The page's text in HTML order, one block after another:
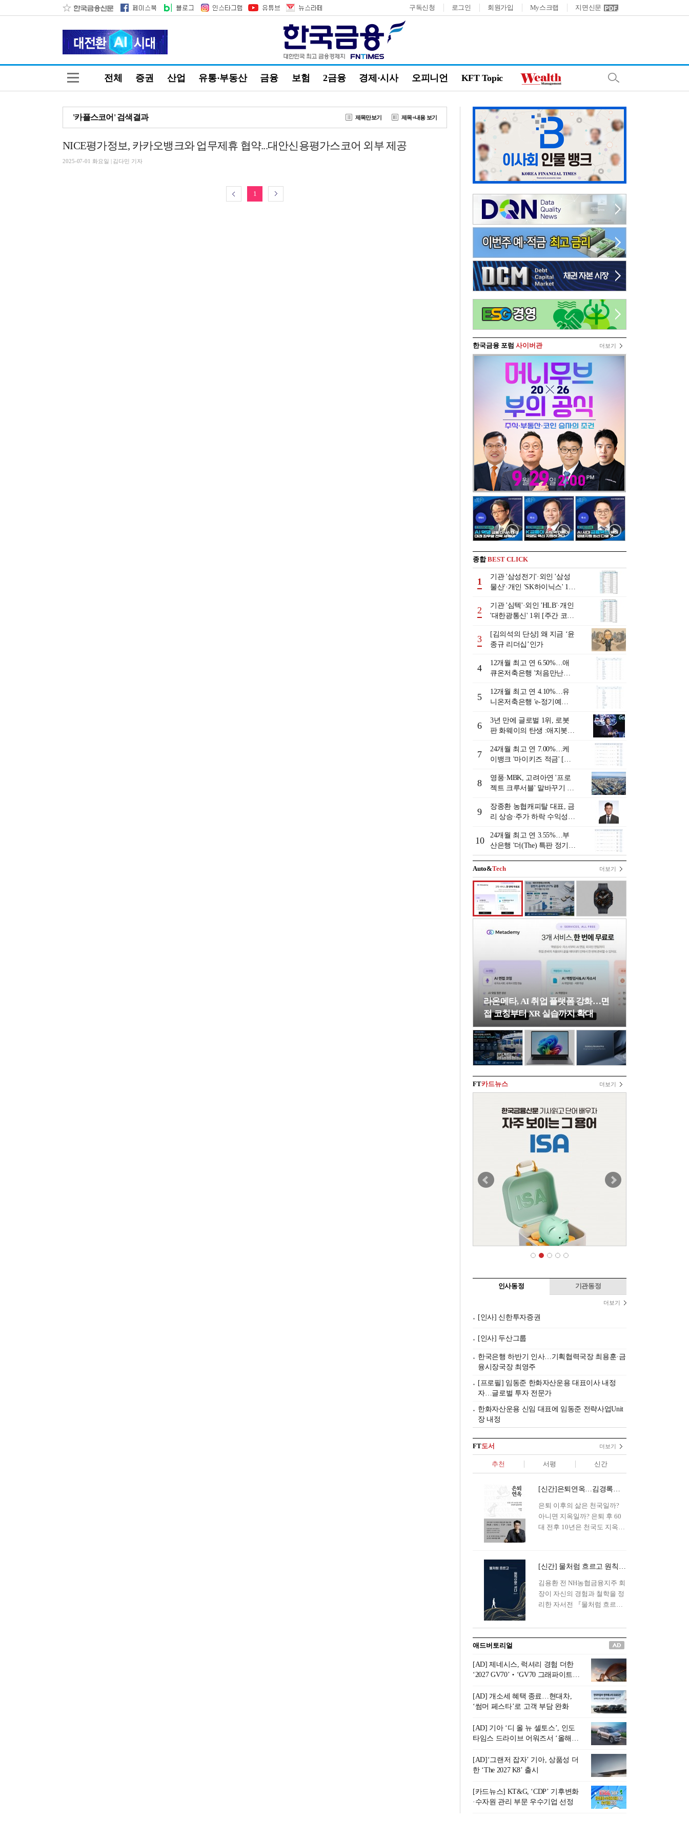
구독신청 로그인 회원가입 My스크랩 지면신문
전체 증권 산업 유통·부동산 금융 보험 2금융 경제·시사 오피니언 KFT Topic
'카플스코어' 검색결과 제목만보기 제목+내용 보기
NICE평가정보, 카카오뱅크와 업무제휴 협약...대안신용평가스코어 외부 제공
2025-07-01 화요일 | 김다민 기자
1
한국금융 포럼 사이버관 더보기
종합BEST CLICK
1
기관 '삼성전기'·외인 '삼성
물산'·개인 'SK하이닉스' 1위
년 8월3일~8월7일]
2
기관 '심텍'·외인 'HLB'·개인
'대한광통신' 1위 [주간 코스
월7일]
3
[김의석의 단상] 왜 지금 ‘윤
종규 리더십’인가
4
12개월 최고 연 6.50%…애
큐온저축은행 '처음만난적
리-8월 2주]
5
12개월 최고 연 4.10%…유
니온저축은행 'e-정기예
리-8월 2주]
6
3년 만에 글로벌 1위, 로봇
판 화웨이의 탄생 :애지봇(A
[전병서의 中 첨단기업 리포
트⑬]
7
24개월 최고 연 7.00%…케
이뱅크 '마이키즈 적금' [이
주]
8
영풍·MBK, 고려아연 '프로
젝트 크루서블' 말바꾸기 논
9
장종환 농협캐피탈 대표, 금
리 상승·주가 하락 수익성
동차금융 성장세 [2026 금융
사 상반기 실적]
10
24개월 최고 연 3.55%…부
산은행 '더(The) 특판 정기예
금' [이주의 은행 예금금리-8
월 2주]
Auto&Tech 더보기
라온메타, AI 취업 플랫폼 강화…면
접 코칭부터 XR 실습까지 확대
FT카드뉴스 더보기
인사동정 기관동정
더보기
[인사] 신한투자증권
[인사] 두산그룹
한국은행 하반기 인사…기획협력국장 최용훈·금
융시장국장 최영주
[프로필] 임동준 한화자산운용 대표이사 내정
자…글로벌 투자 전문가
한화자산운용 신임 대표에 임동준 전략사업Unit
장 내정
FT도서 더보기
추천 서평 신간
[신간]은퇴연옥…김경록의 은퇴 후 삶의 나침반
은퇴 이후의 삶은 천국일까?
아니면 지옥일까? 은퇴 후 60
대 전후 10년은 천국도 지옥도
은퇴 설계를 가이드해 온 김경
록 옵투스자산운용의 고문이
신간 『은퇴연옥』을 내놓았
다.단테는 지옥을 '모든 희망을
록 고문은 새로운 시각을 제시
0년의 과도기는 지옥이 아니라
정화와 성장의 공간인 ‘은퇴연
옥(Purgatory)’이라는 것이다.
연옥은 고통스럽지만 끝이 있
으며, 준비를 통해 천국으로 나
아갈 수 있는 희망의 장소라고
말한
[신간] 물처럼 흐르고 원칙으로 서다…김용환의 통찰을 담다
김용환 전 NH농협금융지주 회
장이 자신의 경험과 철학을 정
리한 자서전 『물처럼 흐르고
통 관료 출신으로 한국 금융의
주요 변곡점마다 중요한 역할
을 하고 금융 경영인으로서 큰
족적을 남긴 김 전 회장이 후배
세대에게 전하는 삶의 조언을
담은 인생 노트다.『물처럼 흐
르고 원칙으로 서다』는 단순
한 자서전을 넘어, 실패를 두려
워하지 않는 용기와 자신에 대
한 믿음이 어떻게 삶을 풍요롭
게 만드는지를 보여주는 지혜
의 보고로 평가된다.김용환 전
회장은 “인생의 목표가 크더라
도 조급해하지 말고 작은 것부
터 하나 하나 성취해 나가
라”고 조언한다. 뼈아픈 실패
조차 성공의 뼈대가 된다는 긍
애드버토리얼
[AD] 제네시스, 럭셔리 경험 더한
‘2027 GV70’‧‘GV70 그래파이트’
[AD] 개소세 혜택 종료…현대차,
‘썸머 페스타’로 고객 부담 완화
[AD] 기아 ‘디 올 뉴 셀토스’, 인도
타임스 드라이브 어워즈서 ‘올해의
[AD]‘그랜저 잡자’ 기아, 상품성 더
한 ‘The 2027 K8’ 출시
[카드뉴스] KT&G, ‘CDP’ 기후변화
·수자원 관리 부문 우수기업 선정